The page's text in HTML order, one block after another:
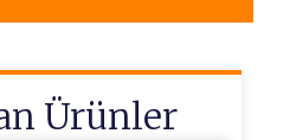
Ürünler